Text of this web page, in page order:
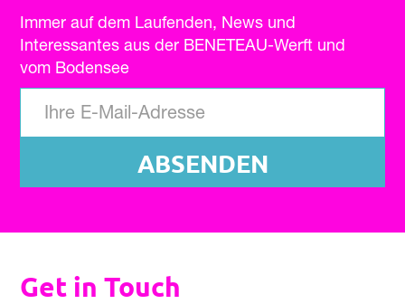
Immer auf dem Laufenden, News und
Interessantes aus der BENETEAU-Werft und
vom Bodensee
Get in Touch